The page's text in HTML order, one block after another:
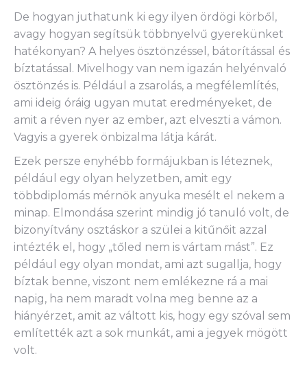
De hogyan juthatunk ki egy ilyen ördögi körből,
avagy hogyan segítsük többnyelvű gyerekünket
hatékonyan? A helyes ösztönzéssel, bátorítással és
bíztatással. Mivelhogy van nem igazán helyénvaló
ösztönzés is. Például a zsarolás, a megfélemlítés,
ami ideig óráig ugyan mutat eredményeket, de
amit a réven nyer az ember, azt elveszti a vámon.
Vagyis a gyerek önbizalma látja kárát.
Ezek persze enyhébb formájukban is léteznek,
például egy olyan helyzetben, amit egy
többdiplomás mérnök anyuka mesélt el nekem a
minap. Elmondása szerint mindig jó tanuló volt, de
bizonyítvány osztáskor a szülei a kitűnőit azzal
intézték el, hogy „tőled nem is vártam mást”. Ez
például egy olyan mondat, ami azt sugallja, hogy
bíztak benne, viszont nem emlékezne rá a mai
napig, ha nem maradt volna meg benne az a
hiányérzet, amit az váltott kis, hogy egy szóval sem
említették azt a sok munkát, ami a jegyek mögött
volt.